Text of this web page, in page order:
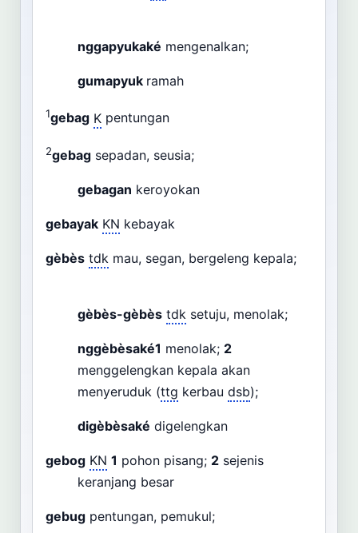
nggapyukaké mengenalkan;
gumapyuk ramah
1gebag K pentungan
2gebag sepadan, seusia;
gebagan keroyokan
gebayak KN kebayak
gèbès tdk mau, segan, bergeleng kepala;
gèbès-gèbès tdk setuju, menolak;
nggèbèsaké1 menolak; 2
menggelengkan kepala akan
menyeruduk (ttg kerbau dsb);
digèbèsaké digelengkan
gebog KN 1 pohon pisang; 2 sejenis
keranjang besar
gebug pentungan, pemukul;